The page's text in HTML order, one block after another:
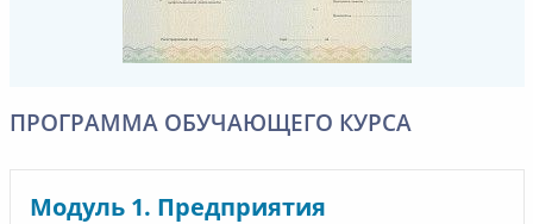
ПРОГРАММА ОБУЧАЮЩЕГО КУРСА
Модуль 1. Предприятия